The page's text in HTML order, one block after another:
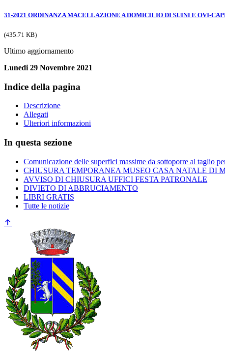
31-2021 ORDINANZA MACELLAZIONE A DOMICILIO DI SUINI E OVI-
(435.71 KB)
Ultimo aggiornamento
Lunedi 29 Novembre 2021
Indice della pagina
Descrizione
Allegati
Ulteriori informazioni
In questa sezione
Comunicazione delle superfici massime da sottoporre al taglio
CHIUSURA TEMPORANEA MUSEO CASA NATALE DI
AVVISO DI CHIUSURA UFFICI FESTA PATRONALE
DIVIETO DI ABBRUCIAMENTO
LIBRI GRATIS
Tutte le notizie